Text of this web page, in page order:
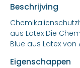
Beschrijving
aus Latex Die
Blue aus Latex von
Eigenschappen